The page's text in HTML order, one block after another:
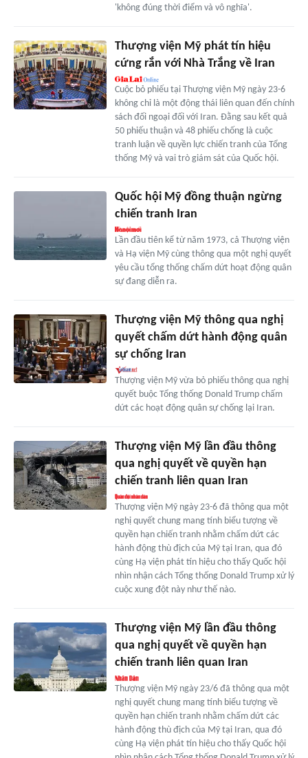
'không đúng thời điểm và vô nghĩa'.
Thượng viện Mỹ phát tín hiệu
cứng rắn với Nhà Trắng về Iran
Cuộc bỏ phiếu tại Thượng viện Mỹ ngày 23-6
không chỉ là một động thái liên quan đến chính
sách đối ngoại đối với Iran. Đằng sau kết quả
50 phiếu thuận và 48 phiếu chống là cuộc
tranh luận về quyền lực chiến tranh của Tổng
thống Mỹ và vai trò giám sát của Quốc hội.
Quốc hội Mỹ đồng thuận ngừng
chiến tranh Iran
Lần đầu tiên kể từ năm 1973, cả Thượng viện
và Hạ viện Mỹ cùng thông qua một nghị quyết
yêu cầu tổng thống chấm dứt hoạt động quân
sự đang diễn ra.
Thượng viện Mỹ thông qua nghị
quyết chấm dứt hành động quân
sự chống Iran
Thượng viện Mỹ vừa bỏ phiếu thông qua nghị
quyết buộc Tổng thống Donald Trump chấm
dứt các hoạt động quân sự chống lại Iran.
Thượng viện Mỹ lần đầu thông
qua nghị quyết về quyền hạn
chiến tranh liên quan Iran
Thượng viện Mỹ ngày 23-6 đã thông qua một
nghị quyết chung mang tính biểu tượng về
quyền hạn chiến tranh nhằm chấm dứt các
hành động thù địch của Mỹ tại Iran, qua đó
cùng Hạ viện phát tín hiệu cho thấy Quốc hội
nhìn nhận cách Tổng thống Donald Trump xử lý
cuộc xung đột này như thế nào.
Thượng viện Mỹ lần đầu thông
qua nghị quyết về quyền hạn
chiến tranh liên quan Iran
Thượng viện Mỹ ngày 23/6 đã thông qua một
nghị quyết chung mang tính biểu tượng về
quyền hạn chiến tranh nhằm chấm dứt các
hành động thù địch của Mỹ tại Iran, qua đó
cùng Hạ viện phát tín hiệu cho thấy Quốc hội